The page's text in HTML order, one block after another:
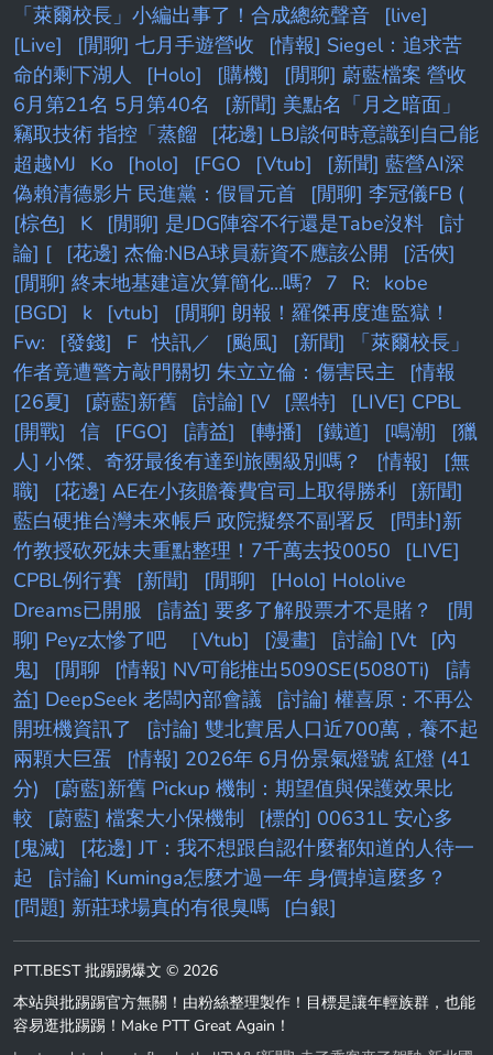
「萊爾校長」小編出事了！合成總統聲音
[live]
[Live]
[閒聊] 七月手遊營收
[情報] Siegel：追求苦
命的剩下湖人
[Holo] [購機]
[閒聊] 蔚藍檔案 營收
6月第21名 5月第40名
[新聞] 美點名「月之暗面」
竊取技術 指控「蒸餾
[花邊] LBJ談何時意識到自己能
超越MJ
Ko [holo] [FGO [Vtub]
[新聞] 藍營AI深
偽賴清德影片 民進黨：假冒元首
[閒聊] 李冠儀FB (
[棕色]
K [閒聊] 是JDG陣容不行還是Tabe沒料
[討
論] [
[花邊] 杰倫:NBA球員薪資不應該公開
[活俠]
[閒聊] 終末地基建這次算簡化...嗎? 7 R:
kobe
[BGD]
k [vtub]
[閒聊] 朗報！羅傑再度進監獄！
Fw:
[發錢] F 快訊／ [颱風]
[新聞] 「萊爾校長」
作者竟遭警方敲門關切 朱立立倫：傷害民主
[情報
[26夏]
[蔚藍]新舊 [討論] [V [黑特]
[LIVE] CPBL
[開戰]
信 [FGO] [請益] [轉播] [鐵道] [鳴潮]
[獵
人] 小傑、奇犽最後有達到旅團級別嗎？
[情報]
[無
職]
[花邊] AE在小孩贍養費官司上取得勝利
[新聞]
藍白硬推台灣未來帳戶 政院擬祭不副署反
[問卦]新
竹教授砍死妹夫重點整理！7千萬去投0050
[LIVE]
CPBL例行賽
[新聞] [閒聊]
[Holo] Hololive
Dreams已開服
[請益] 要多了解股票才不是賭？
[閒
聊] Peyz太慘了吧
［Vtub] [漫畫] [討論] [Vt
[內
鬼]
[閒聊 [情報] NV可能推出5090SE(5080Ti)
[請
益] DeepSeek 老闆內部會議
[討論] 權喜原：不再公
開班機資訊了
[討論] 雙北實居人口近700萬，養不起
兩顆大巨蛋
[情報] 2026年 6月份景氣燈號 紅燈 (41
分)
[蔚藍]新舊 Pickup 機制：期望值與保護效果比
較
[蔚藍] 檔案大小保機制
[標的] 00631L 安心多
[鬼滅]
[花邊] JT：我不想跟自認什麼都知道的人待一
起
[討論] Kuminga怎麼才過一年 身價掉這麼多？
[問題] 新莊球場真的有很臭嗎
[白銀]
PTT.BEST 批踢踢爆文 © 2026
本站與批踢踢官方無關！由粉絲整理製作！目標是讓年輕族群，也能
容易逛批踢踢！Make PTT Great Again！